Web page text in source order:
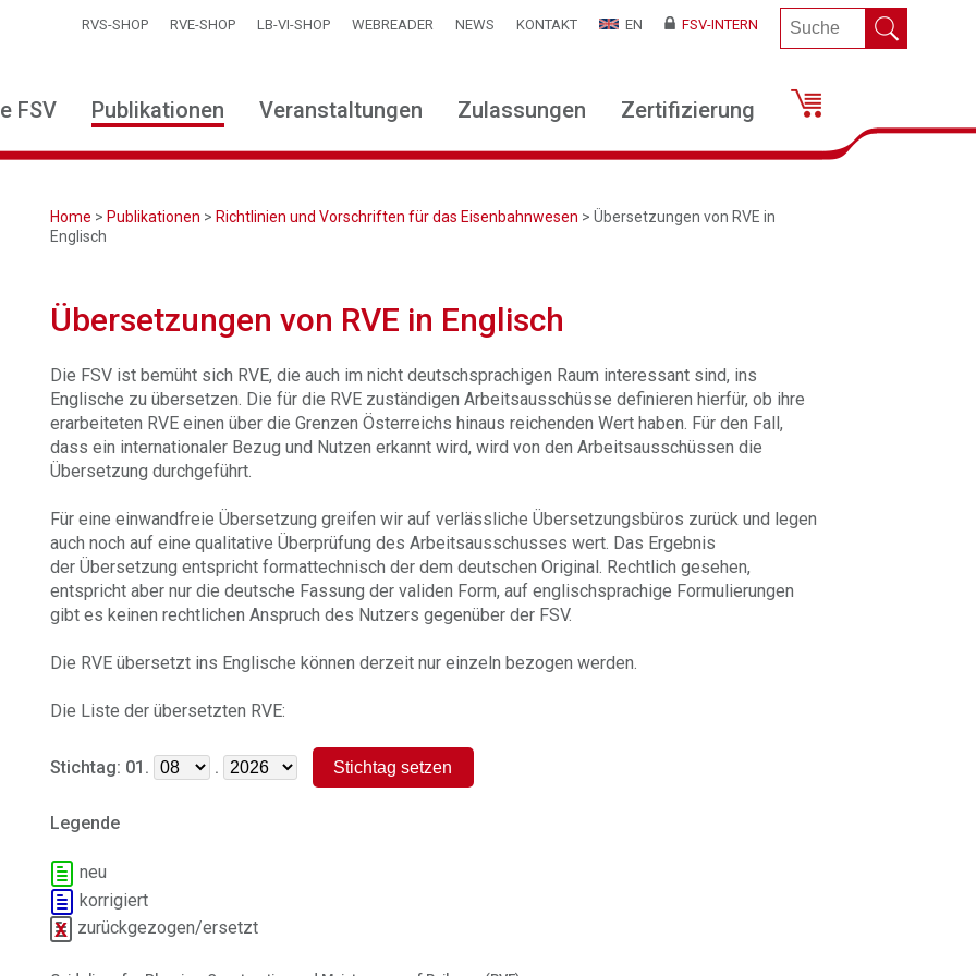
RVS-SHOP RVE-SHOP LB-VI-SHOP WEBREADER NEWS KONTAKT EN FSV-INTERN
FSV Publikationen Veranstaltungen Zulassungen Zertifizierung
Home > Publikationen > Richtlinien und Vorschriften für das Eisenbahnwesen > Übersetzungen von RVE in
Englisch
Übersetzungen von RVE in Englisch
Die FSV ist bemüht sich RVE, die auch im nicht deutschsprachigen Raum interessant sind, ins
Englische zu übersetzen. Die für die RVE zuständigen Arbeitsausschüsse definieren hierfür, ob ihre
erarbeiteten RVE einen über die Grenzen Österreichs hinaus reichenden Wert haben. Für den Fall,
dass ein internationaler Bezug und Nutzen erkannt wird, wird von den Arbeitsausschüssen die
Übersetzung durchgeführt.
Für eine einwandfreie Übersetzung greifen wir auf verlässliche Übersetzungsbüros zurück und legen
auch noch auf eine qualitative Überprüfung des Arbeitsausschusses wert. Das Ergebnis
der Übersetzung entspricht formattechnisch der dem deutschen Original. Rechtlich gesehen,
entspricht aber nur die deutsche Fassung der validen Form, auf englischsprachige Formulierungen
gibt es keinen rechtlichen Anspruch des Nutzers gegenüber der FSV.
Die RVE übersetzt ins Englische können derzeit nur einzeln bezogen werden.
Die Liste der übersetzten RVE:
Stichtag: 01. .
Legende
neu
korrigiert
zurückgezogen/ersetzt